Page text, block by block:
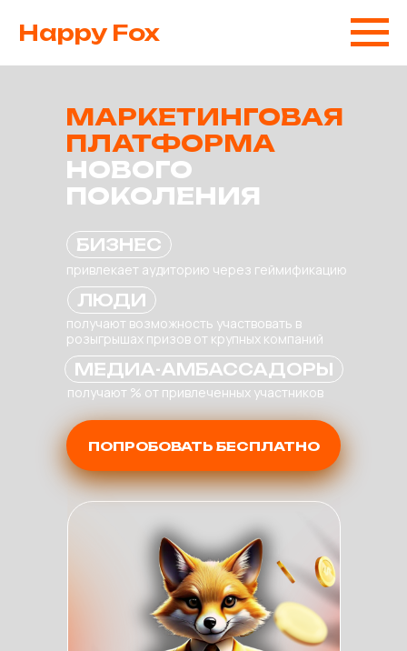
Happy Fox
ПОПРОБОВАТЬ БЕСПЛАТНО
получают % от привлеченных участников
МЕДИА-АМБАССАДОРЫ
БИЗНЕС
привлекает аудиторию через геймификацию
ЛЮДИ
получают возможность участвовать в
розыгрышах призов от крупных компаний
МАРКЕТИНГОВАЯ
ПЛАТФОРМА
НОВОГО
ПОКОЛЕНИЯ